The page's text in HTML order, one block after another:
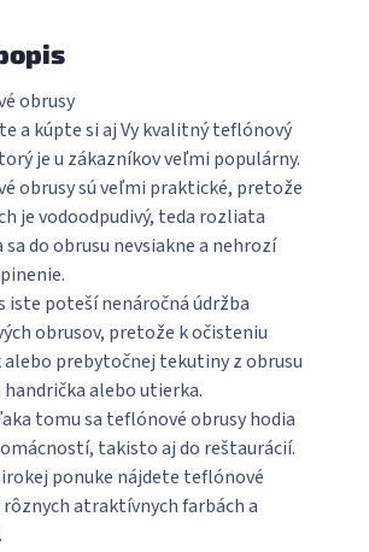
obrusy
a kúpte si aj Vy kvalitný teflónový
je u zákazníkov veľmi populárny.
obrusy sú veľmi praktické, pretože
je vodoodpudivý, teda rozliata
do obrusu nevsiakne a nehrozí
iste poteší nenáročná údržba
obrusov, pretože k očisteniu
prebytočnej tekutiny z obrusu
alebo utierka.
tomu sa teflónové obrusy hodia
takisto aj do reštaurácií.
ponuke nájdete teflónové
rôznych atraktívnych farbách a